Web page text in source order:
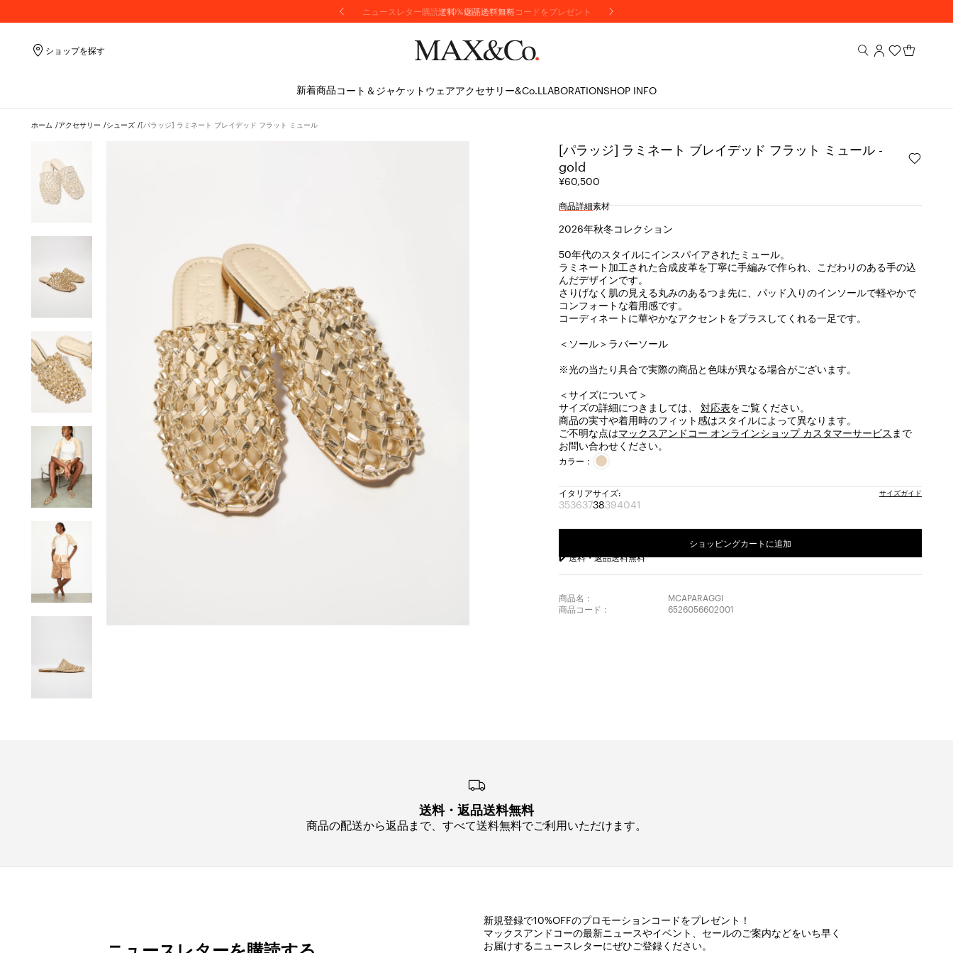
ニュースレター購読で10%OFFのプロモコードをプレゼント
ショップを探す
新着商品コート＆ジャケット ウェアアクセサリー&Co.LLABORATIONSHOP INFO
ホーム アクセサリー シューズ [パラッジ] ラミネート ブレイデッド フラット ミュール
[パラッジ] ラミネート ブレイデッド フラット ミュール -
gold
¥60,500
商品詳細素材
2026年秋冬コレクション
50年代のスタイルにインスパイアされたミュール。
ラミネート加工された合成皮革を丁寧に手編みで作られ、こだわりのある手の込
んだデザインです。
さりげなく肌の見える丸みのあるつま先に、パッド入りのインソールで軽やかで
コンフォートな着用感です。
コーディネートに華やかなアクセントをプラスしてくれる一足です。
＜ソール＞ラバーソール
※光の当たり具合で実際の商品と色味が異なる場合がございます。
＜サイズについて＞
サイズの詳細につきましては、対応表をご覧ください。
商品の実寸や着用時のフィット感はスタイルによって異なります。
ご不明な点はマックスアンドコー オンラインショップ カスタマーサービス まで
お問い合わせください。
カラー：
イタリアサイズ: サイズガイド
35
サ
完
成
36サ
完
成
37サ
完
成
38サ39
サ
完
成
40
サ
完
成
41
サ
完
成
ショッピングカートに追加
✔️ 送料・返品送料無料
商品名：
MCAPARAGGI
商品コード：
6526056602001
送料・返品送料無料
商品の配送から返品まで、すべて送料無料でご利用いただけます。
新規登録で10%OFFのプロモーションコードをプレゼント！
マックスアンドコーの最新ニュースやイベント、セールのご案内などをいち早く
お届けするニュースレターにぜひご登録ください。